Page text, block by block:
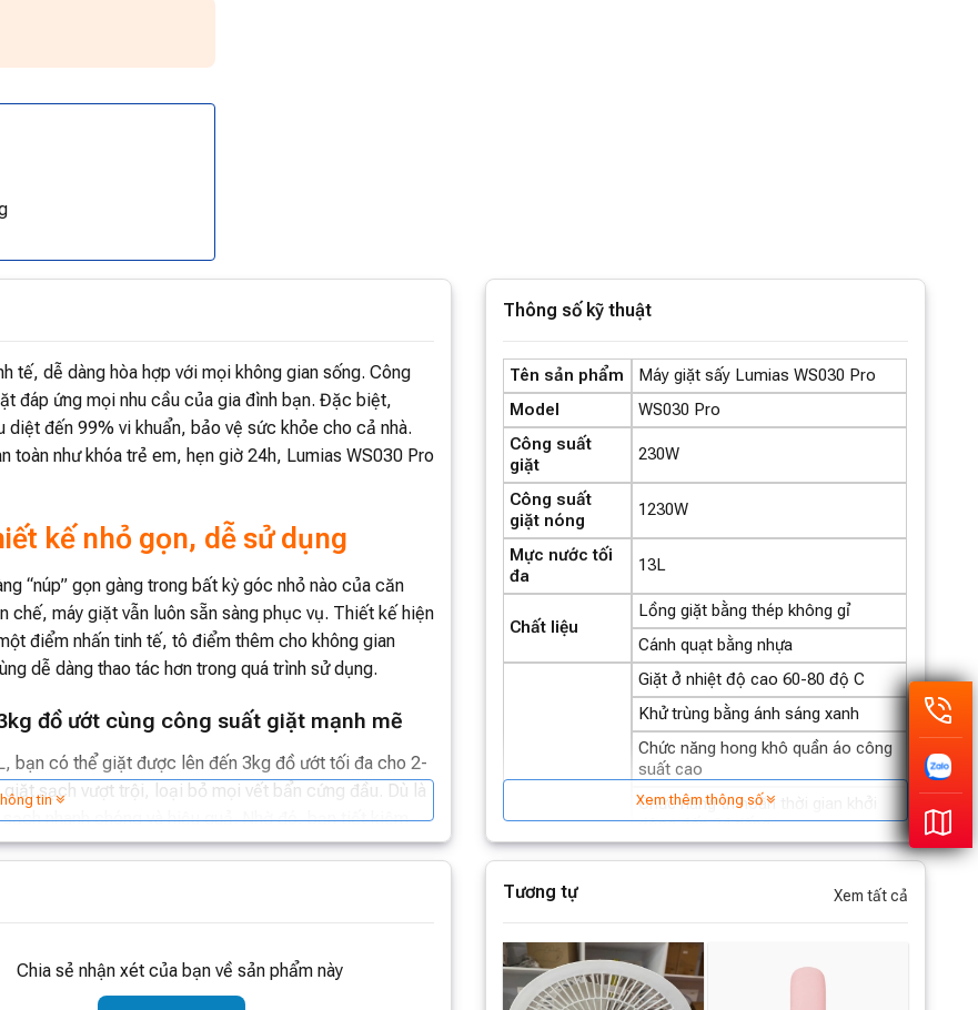
tế, dễ dàng hòa hợp với mọi không gian sống. Công
đáp ứng mọi nhu cầu của gia đình bạn. Đặc biệt,
đến 99% vi khuẩn, bảo vệ sức khỏe cho cả nhà.
toàn như khóa trẻ em, hẹn giờ 24h, Lumias WS030 Pro
kế nhỏ gọn, dễ sử dụng
“núp” gọn gàng trong bất kỳ góc nhỏ nào của căn
chế, máy giặt vẫn luôn sẵn sàng phục vụ. Thiết kế hiện
điểm nhấn tinh tế, tô điểm thêm cho không gian
dễ dàng thao tác hơn trong quá trình sử dụng.
đồ ướt cùng công suất giặt mạnh mẽ
bạn có thể giặt được lên đến 3kg đồ ướt tối đa cho 2-
sạch vượt trội, loại bỏ mọi vết bẩn cứng đầu. Dù là
nhanh chóng và hiệu quả. Nhờ đó, bạn tiết kiệm
cuộc sống.
Pro được trang bị công nghệ khử trùng bằng ánh
99% vi khuẩn, nấm mốc gây hại trên quần áo, mang
Ánh sáng xanh với bước sóng đặc biệt sẽ len lỏi
tin
Thông số kỹ thuật
Tên sản phẩm
Máy giặt sấy Lumias WS030 Pro
Model
WS030 Pro
Công suất
giặt
230W
Công suất
giặt nóng
1230W
Mực nước tối
đa
13L
Chất liệu
Lồng giặt bằng thép không gỉ
Cánh quạt bằng nhựa
Giặt ở nhiệt độ cao 60-80 độ C
Khử trùng bằng ánh sáng xanh
Chức năng hong khô quần áo công
suất cao
Chức năng trì hoãn thời gian khởi
động đến 24 tiếng
10 chức năng giặt khác nhau
Tự động ngắt
Khối lượng
Xem thêm thông số
Chia sẻ nhận xét của bạn về sản phẩm này
Tương tự Xem tất cả